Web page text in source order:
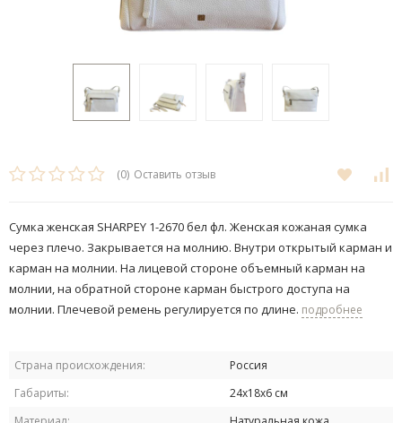
(0) Оставить отзыв
Сумка женская SHARPEY 1-2670 бел фл. ​Женская кожаная сумка
через плечо. Закрывается на молнию. Внутри открытый карман и
карман на молнии. На лицевой стороне объемный карман на
молнии, на обратной стороне карман быстрого доступа на
молнии. Плечевой ремень регулируется по длине. подробнее
Страна происхождения:
Россия
Габариты:
24х18х6 см